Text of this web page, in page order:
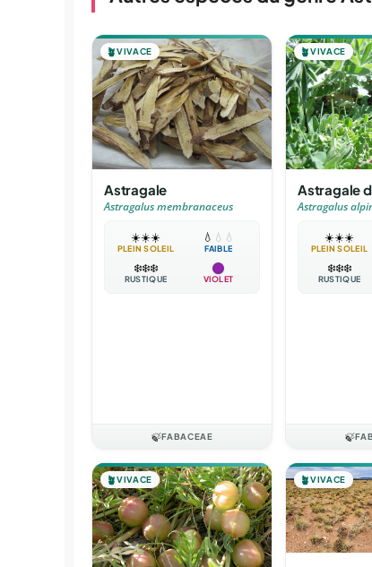
🪴VIVACE
Astragale
Astragalus membranaceus
☀️☀️☀️
PLEIN SOLEIL
💧 💧 💧
FAIBLE
❄️❄️❄️
RUSTIQUE VIOLET
🍃FABACEAE
🪴VIVACE
Astragale
Astragalus
☀️☀️☀️
PLEIN SOLEIL
❄️❄️❄️
RUSTIQUE
🍃
🪴VIVACE 🪴VIVACE